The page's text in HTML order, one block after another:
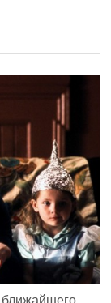
ближайшего